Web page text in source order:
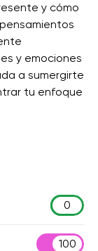
y cómo
y emociones
a sumergirte
tu enfoque
0
100